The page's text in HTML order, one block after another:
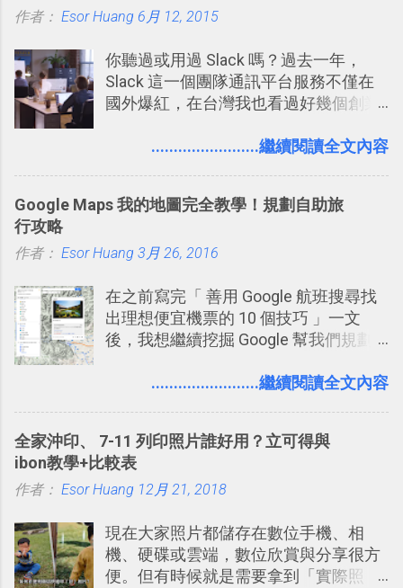
作者： Esor Huang 6月 12, 2015
你聽過或用過 Slack 嗎？過去一年，
Slack 這一個團隊通訊平台服務不僅在
國外爆紅，在台灣我也看過好幾個創業
理，到底 Slack 有什麼魅力？它是不是
有機會在一個專案合作中使用了 Slack
點： 1. 「 很有趣 」： Slack 裡擁有跟
聊天打屁、傳送有趣影音圖文的功能。
2. 「 有效率 」：但是 Slack 的頻道、群
組機制讓茶水間的聊天，不會干擾工作
事可以從聊天中記錄重點。 3. 「 有彈性
的軟體則讓同事可以在任何地方和公司
保持聯繫。 如果你需要中文版的同類平
台，可以參考： JANDI 高效率團隊通訊
戶 。 2017/3 新增 ： Sortd for Slack：
改造 Slack 討論串介面變成專案任務排
程看板
........................繼續閱讀全文內容
Google Maps 我的地圖完全教學！規劃自助旅
行攻略
作者： Esor Huang 3月 26, 2016
在之前寫完「 善用 Google 航班搜尋找
出理想便宜機票的 10 個技巧 」一文
後，我想繼續挖掘 Google 幫我們規劃
入的來聊聊 Google 的「我的地圖」服
線，對商務需求來說可以打造出一張一
張資料地圖（例如我之前在製作一本新
書時建立的「 台灣推薦空拍地點地圖
規劃自助旅行路線！ Google 「我的地
圖」在規劃自助旅行路線時可以解決許
多問題： 國外地點名稱地址常常難懂，
........................繼續閱讀全文內容
全家沖印、 7-11 列印照片誰好用？立可得與
ibon教學+比較表
作者： Esor Huang 12月 21, 2018
現在大家照片都儲存在數位手機、相
機、硬碟或雲端，數位欣賞與分享很方
便。但有時候就是需要拿到「實際照